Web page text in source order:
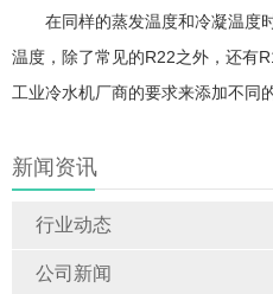
新闻资讯
行业动态
公司新闻
在同样的蒸发温度和冷凝温度
温度，除了常见的R22之外，还有
工业冷水机厂商的要求来添加不同